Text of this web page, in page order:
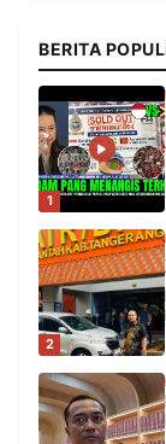
BERITA
1
2